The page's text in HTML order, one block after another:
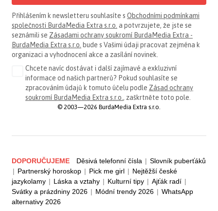
Přihlášením k newsletteru souhlasíte s Obchodními podmínkami
společnosti BurdaMedia Extra s.r.o. a potvrzujete, že jste se
seznámili se Zásadami ochrany soukromí BurdaMedia Extra -
BurdaMedia Extra s.r.o. bude s Vašimi údaji pracovat zejména k
organizaci a vyhodnocení akce a zasílání novinek.
Chcete navíc dostávat i další zajímavé a exkluzivní
informace od našich partnerů? Pokud souhlasíte se
zpracováním údajů k tomuto účelu podle Zásad ochrany
soukromí BurdaMedia Extra s.r.o., zaškrtněte toto pole.
© 2003—2026 BurdaMedia Extra s.r.o.
DOPORUČUJEME Děsivá telefonní čísla | Slovník puberťáků
| Partnerský horoskop | Pick me girl | Nejtěžší české
jazykolamy | Láska a vztahy | Kulturní tipy | Ajťák radí |
Svátky a prázdniny 2026 | Módní trendy 2026 | WhatsApp
alternativy 2026